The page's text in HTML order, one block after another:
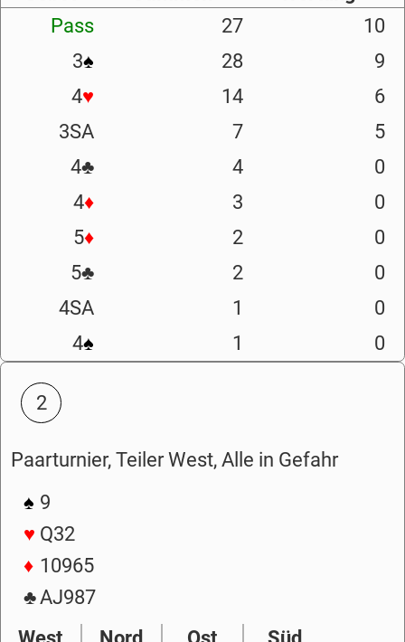
Pass
27
10
3♠ 28
9
4♥ 14
6
3SA
7
5
4♣ 4
0
4♦ 3
0
5♦ 2
0
5♣ 2
0
4SA
1
0
4♠ 1 0
2
Paarturnier, Teiler West, Alle in Gefahr
♠ 9
♥ Q32
♦ 10965
♣AJ987